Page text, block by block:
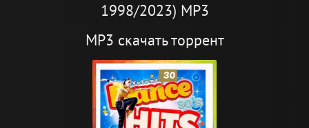
1998/2023) MP3
MP3 скачать торрент